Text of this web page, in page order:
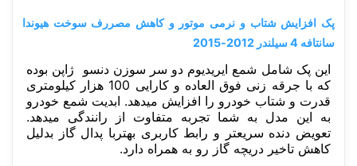
پک افزایش شتاب و نرمی موتور و کاهش مصررف سوخت هیوندا
سانتافه 4 سیلندر 2012-2015
این پک شامل شمع ایریدیوم دو سر سوزن دنسو ژاپن بوده
که با جرقه زنی فوق العاده و کارایی 100 هزار کیلومتری
قدرت و شتاب خودرو را افزایش میدهد. ابدیت شمع خودرو
به این مدل به شما تجربه متفاوت از رانندگی میدهد.
تعویض دنده سریعتر و رابط کاربری بهتربا پدال گاز بدلیل
کاهش تاخیر دریچه گاز رو به همراه دارد.